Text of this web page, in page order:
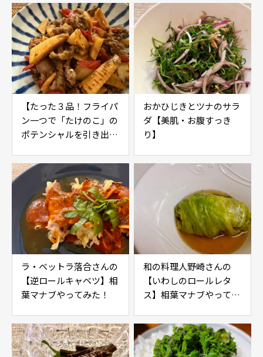
【たった３品！フライパ
ン一つで「たけのこ」の
ポテンシャルを引き出す
おかひじきとツナのサラ
ダ【美肌・お腹すっき
り】
ラ・ベットラ落合さんの
【逆ロールキャベツ】相
葉マナブやってみた！
和の料理人野崎さんの
【いわしのロールレタ
ス】相葉マナブやってみ